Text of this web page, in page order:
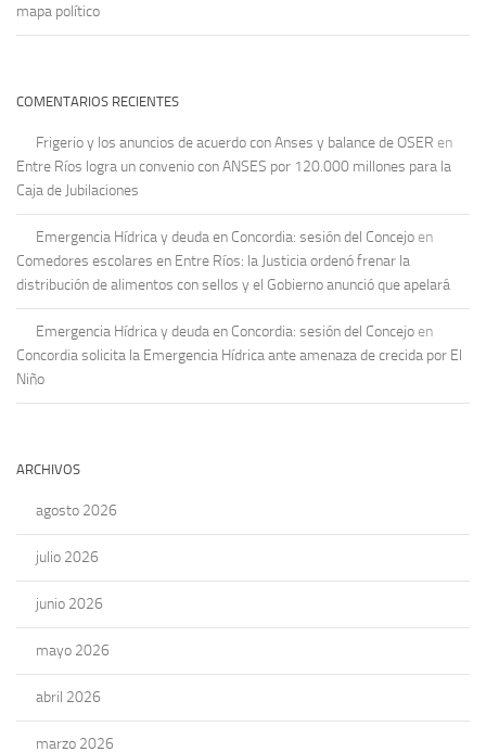
mapa político
COMENTARIOS RECIENTES
Frigerio y los anuncios de acuerdo con Anses y balance de OSER en
Entre Ríos logra un convenio con ANSES por 120.000 millones para la
Caja de Jubilaciones
Emergencia Hídrica y deuda en Concordia: sesión del Concejo en
Comedores escolares en Entre Ríos: la Justicia ordenó frenar la
distribución de alimentos con sellos y el Gobierno anunció que apelará
Emergencia Hídrica y deuda en Concordia: sesión del Concejo en
Concordia solicita la Emergencia Hídrica ante amenaza de crecida por El
Niño
ARCHIVOS
agosto 2026
julio 2026
junio 2026
mayo 2026
abril 2026
marzo 2026